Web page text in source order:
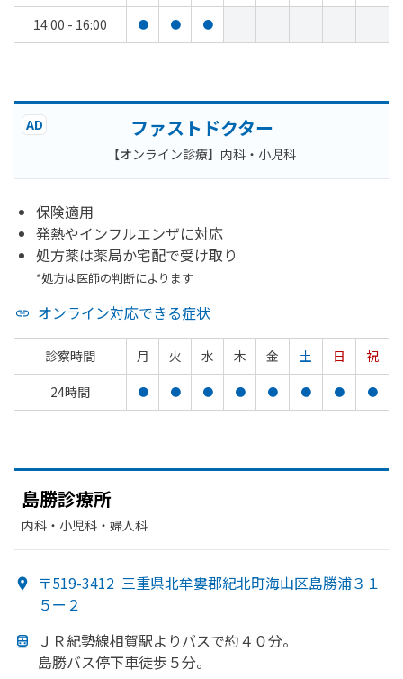
14:00 - 16:00
● ● ●
AD ファストドクター
【オンライン診療】内科・小児科
保険適用
発熱やインフルエンザに対応
処方薬は薬局か宅配で受け取り
*処方は医師の判断によります
オンライン対応できる症状
診察時間 月 火 水 木 金 土 日
祝
24時間
● ● ● ● ● ● ● ●
島勝診療所
内科・​小児科・​婦人科
〒519-3412 三重県北牟婁郡紀北町海山区島勝浦３１
５ー２
ＪＲ紀勢線相賀駅よりバスで約４０分。
島勝バス停下車徒歩５分。